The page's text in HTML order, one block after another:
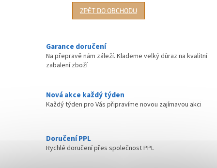
ZPĚT DO OBCHODU
Garance doručení
Na přepravě nám záleží. Klademe velký důraz na kvalitní
zabalení zboží
Nová akce každý týden
Každý týden pro Vás připravíme novou zajímavou akci
Doručení PPL
Rychlé doručení přes společnost PPL